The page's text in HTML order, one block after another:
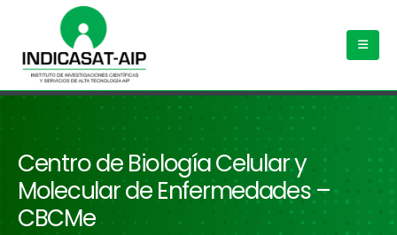
Centro de Biología Celular y
Molecular de Enfermedades –
CBCMe